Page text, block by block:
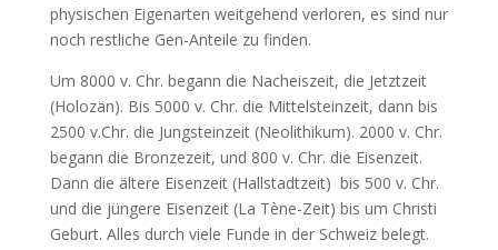
physischen Eigenarten weitgehend verloren, es sind nur
noch restliche Gen-Anteile zu finden.
Um 8000 v. Chr. begann die Nacheiszeit, die Jetztzeit
(Holozän). Bis 5000 v. Chr. die Mittelsteinzeit, dann bis
2500 v.Chr. die Jungsteinzeit (Neolithikum). 2000 v. Chr.
begann die Bronzezeit, und 800 v. Chr. die Eisenzeit.
Dann die ältere Eisenzeit (Hallstadtzeit) bis 500 v. Chr.
und die jüngere Eisenzeit (La Tène-Zeit) bis um Christi
Geburt. Alles durch viele Funde in der Schweiz belegt.